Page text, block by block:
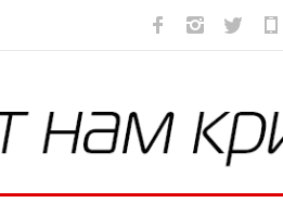
Марципан (из Агнии Барто) А ещё